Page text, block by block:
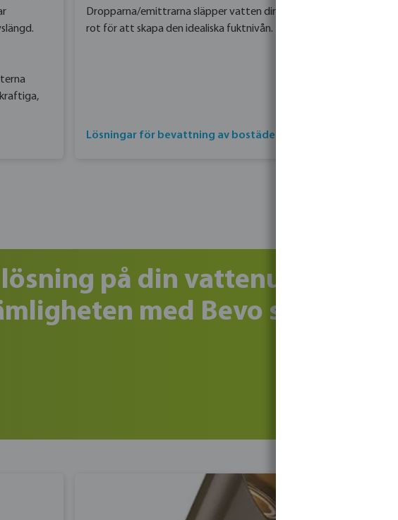
Dropparna/emittrarna släpper vatten direkt mot växtens
rot för att skapa den idealiska fuktnivån.
Lösningar för bevattning av bostäder
på din vattenutmaning
med Bevo som